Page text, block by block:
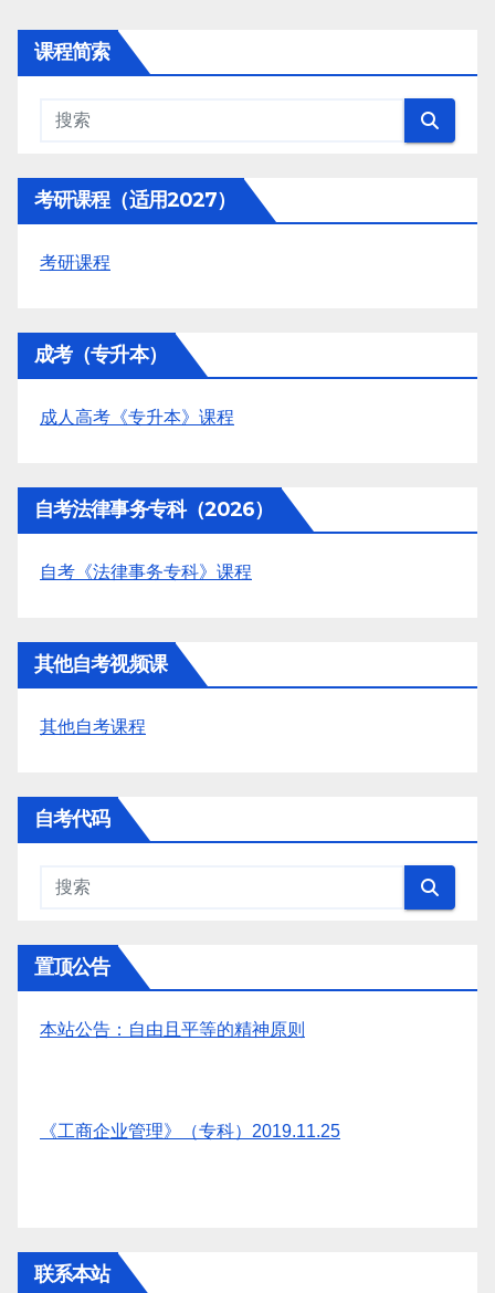
课程简索
考研课程（适用2027）
考研课程
成考（专升本）
成人高考《专升本》课程
自考法律事务专科（2026）
自考《法律事务专科》课程
其他自考视频课
其他自考课程
自考代码
置顶公告
本站公告：自由且平等的精神原则
《工商企业管理》（专科）2019.11.25
联系本站